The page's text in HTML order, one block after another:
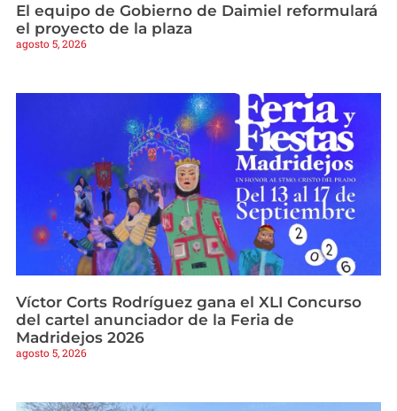
El equipo de Gobierno de Daimiel reformulará
el proyecto de la plaza
agosto 5, 2026
Víctor Corts Rodríguez gana el XLI Concurso
del cartel anunciador de la Feria de
Madridejos 2026
agosto 5, 2026